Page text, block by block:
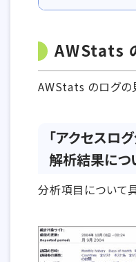
AWStats
AWStats のログの
「アクセスロ
解析結果につ
分析項目について